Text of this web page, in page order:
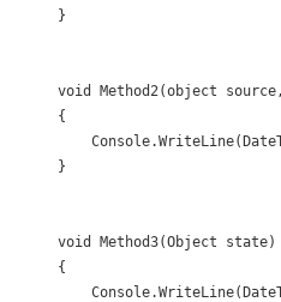
    }
void Method2(object
    {
    }
    void Method3(Object state)
    {